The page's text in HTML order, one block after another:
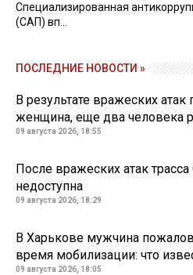
Специализированная
(САП) вп...
ПОСЛЕДНИЕ НОВОСТИ »
В результате вражеских
женщина, еще два человека
09 августа 2026, 18:55
После вражеских атак
недоступна
09 августа 2026, 18:29
В Харькове мужчина
время мобилизации: что
09 августа 2026, 18:05